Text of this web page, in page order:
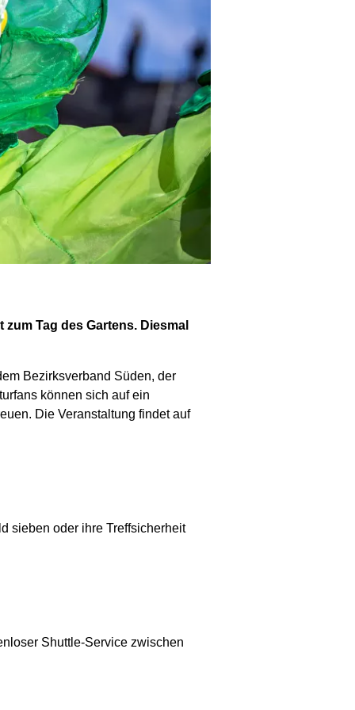
Tag des Gartens. Diesmal
Bezirksverband Süden, der
können sich auf ein
Die Veranstaltung findet auf
sieben oder ihre Treffsicherheit
Shuttle-Service zwischen